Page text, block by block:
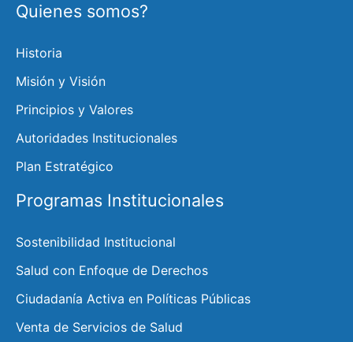
Quienes somos?
Historia
Misión y Visión
Principios y Valores
Autoridades Institucionales
Plan Estratégico
Programas Institucionales
Sostenibilidad Institucional
Salud con Enfoque de Derechos
Ciudadanía Activa en Políticas Públicas
Venta de Servicios de Salud